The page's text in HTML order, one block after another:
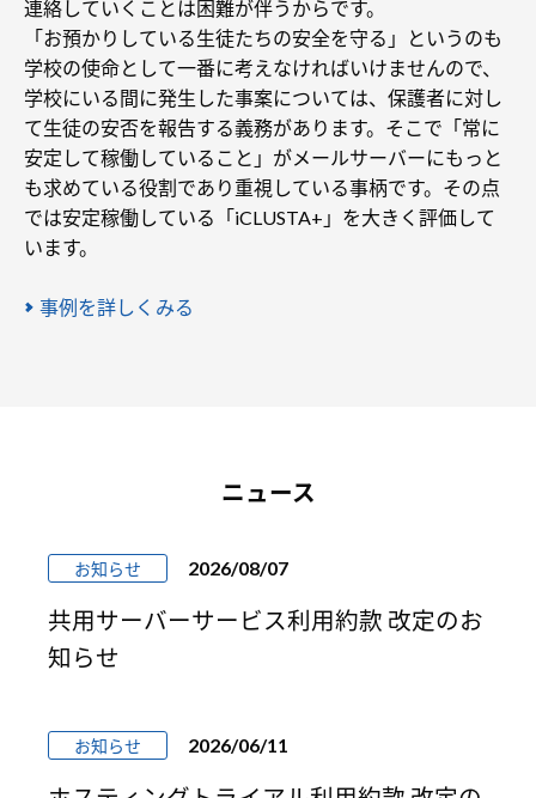
連絡していくことは困難が伴うからです。
「お預かりしている生徒たちの安全を守る」というのも
学校の使命として一番に考えなければいけませんので、
学校にいる間に発生した事案については、保護者に対し
て生徒の安否を報告する義務があります。そこで「常に
安定して稼働していること」がメールサーバーにもっと
も求めている役割であり重視している事柄です。その点
では安定稼働している「iCLUSTA+」を大きく評価して
います。
事例を詳しくみる
ニュース
お知らせ 2026/08/07
共用サーバーサービス利用約款 改定のお
知らせ
お知らせ 2026/06/11